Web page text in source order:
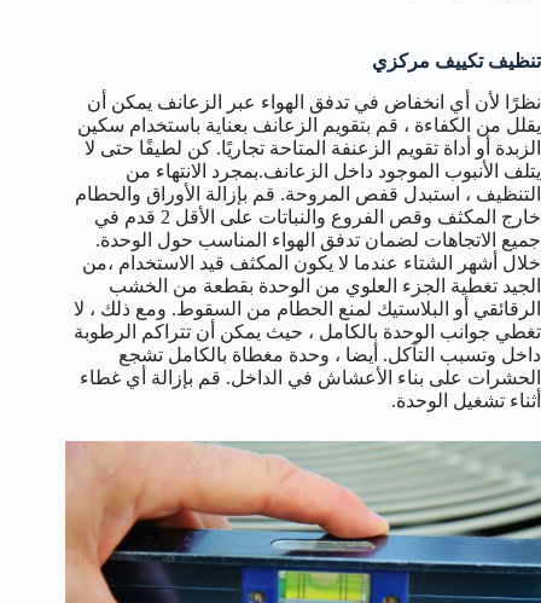
تنظيف تكييف مركزي
نظرًا لأن أي انخفاض في تدفق الهواء عبر الزعانف يمكن أن
يقلل من الكفاءة ، قم بتقويم الزعانف بعناية باستخدام سكين
الزبدة أو أداة تقويم الزعنفة المتاحة تجاريًا. كن لطيفًا حتى لا
يتلف الأنبوب الموجود داخل الزعانف.بمجرد الانتهاء من
التنظيف ، استبدل قفص المروحة. قم بإزالة الأوراق والحطام
خارج المكثف وقص الفروع والنباتات على الأقل 2 قدم في
جميع الاتجاهات لضمان تدفق الهواء المناسب حول الوحدة.
خلال أشهر الشتاء عندما لا يكون المكثف قيد الاستخدام ،من
الجيد تغطية الجزء العلوي من الوحدة بقطعة من الخشب
الرقائقي أو البلاستيك لمنع الحطام من السقوط. ومع ذلك ، لا
تغطي جوانب الوحدة بالكامل ، حيث يمكن أن تتراكم الرطوبة
داخل وتسبب التآكل. أيضا ، وحدة مغطاة بالكامل تشجع
الحشرات على بناء الأعشاش في الداخل. قم بإزالة أي غطاء
أثناء تشغيل الوحدة.